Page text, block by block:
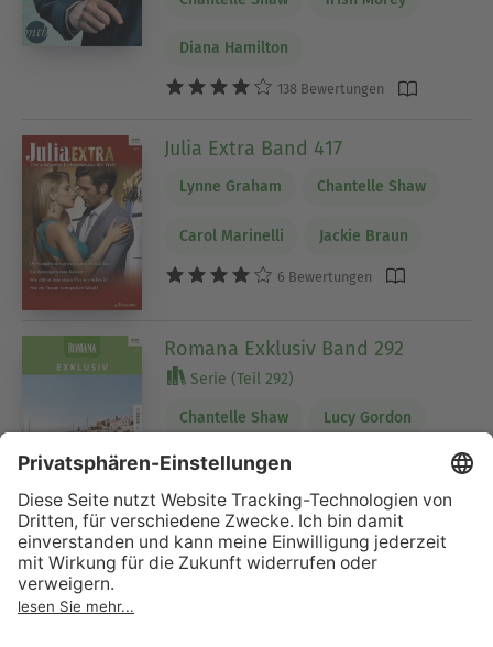
Diana Hamilton
138 Bewertungen
Julia Extra Band 417
Lynne Graham Chantelle Shaw
Carol Marinelli Jackie Braun
6 Bewertungen
Romana Exklusiv Band 292
Serie (Teil 292)
Chantelle Shaw Lucy Gordon
Sarah Leigh Chase
14 Bewertungen
Der Fürst und das Showgirl